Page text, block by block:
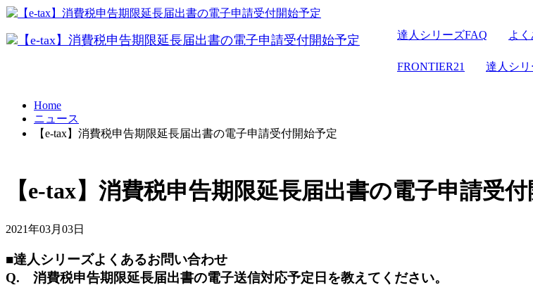
達人シリーズFAQ
よ
FRONTIER21
FRONTIER21
テレワーク
達人シ
Home
ニュース
【e-tax】消費税申告期限延長届出書の電子申請受付開始予定
【e-tax】消費税申告期限延長届出書の電子申請受
2021年03月03日
■達人シリーズよくあるお問い合わせ
Q. 消費税申告期限延長届出書の電子送信対応予定日を教えてください。